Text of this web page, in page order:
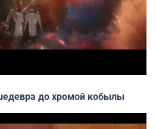
до хромой кобылы